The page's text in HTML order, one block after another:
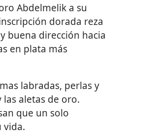
Abdelmelik a su
dorada reza
buena dirección hacia
en plata más
labradas, perlas y
aletas de oro.
que un solo
vida.